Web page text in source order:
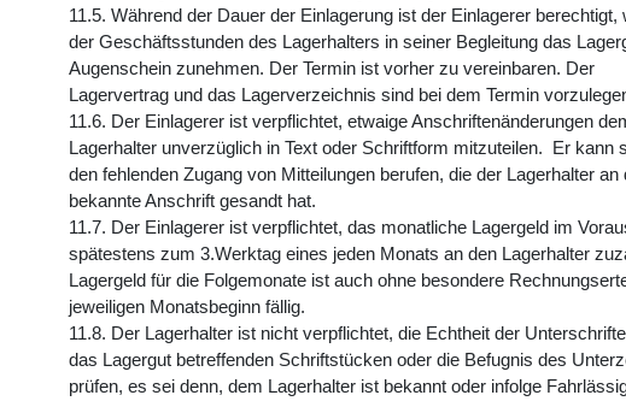
11.5. Während der Dauer der Einlagerung ist der Einlagerer berechtigt,
der Geschäftsstunden des Lagerhalters in seiner Begleitung das
Augenschein zunehmen. Der Termin ist vorher zu vereinbaren. Der
Lagervertrag und das Lagerverzeichnis sind bei dem Termin
11.6. Der Einlagerer ist verpflichtet, etwaige Anschriftenänderungen
Lagerhalter unverzüglich in Text oder Schriftform mitzuteilen. Er kann
den fehlenden Zugang von Mitteilungen berufen, die der Lagerhalter an
bekannte Anschrift gesandt hat.
11.7. Der Einlagerer ist verpflichtet, das monatliche Lagergeld im
spätestens zum 3.Werktag eines jeden Monats an den Lagerhalter
Lagergeld für die Folgemonate ist auch ohne besondere
jeweiligen Monatsbeginn fällig.
11.8. Der Lagerhalter ist nicht verpflichtet, die Echtheit der
das Lagergut betreffenden Schriftstücken oder die Befugnis des
prüfen, es sei denn, dem Lagerhalter ist bekannt oder infolge